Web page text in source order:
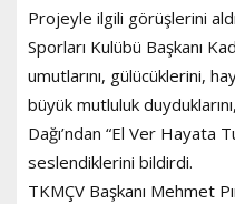
Projeyle ilgili görüşlerini
Sporları Kulübü Başkanı
umutlarını, gülücüklerini,
büyük mutluluk
Dağı’ndan “El Ver Hayata
seslendiklerini bildirdi.
TKMÇV Başkanı Mehmet